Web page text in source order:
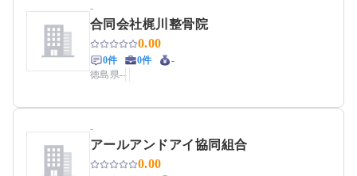
-
合同会社梶川整骨院
0.00
0件 0件
-
徳島県--
-
アールアンドアイ協同組合
0.00